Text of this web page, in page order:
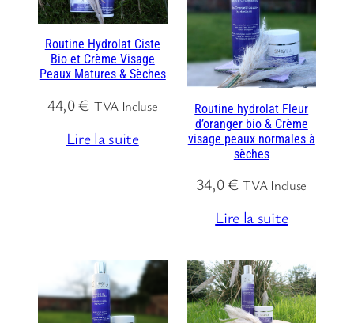
Routine Hydrolat Ciste
Bio et Crème Visage
Peaux Matures & Sèches
44,0€ TVA Incluse
Lire la suite
Routine hydrolat Fleur
d’oranger bio & Crème
visage peaux normales à
sèches
34,0€ TVA Incluse
Lire la suite